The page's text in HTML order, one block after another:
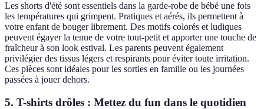
Les shorts d'été sont essentiels dans la garde-robe de bébé une fois
les températures qui grimpent. Pratiques et aérés, ils permettent à
votre enfant de bouger librement. Des motifs colorés et ludiques
peuvent égayer la tenue de votre tout-petit et apporter une touche de
fraîcheur à son look estival. Les parents peuvent également
privilégier des tissus légers et respirants pour éviter toute irritation.
Ces pièces sont idéales pour les sorties en famille ou les journées
passées à jouer dehors.
5. T-shirts drôles : Mettez du fun dans le quotidien